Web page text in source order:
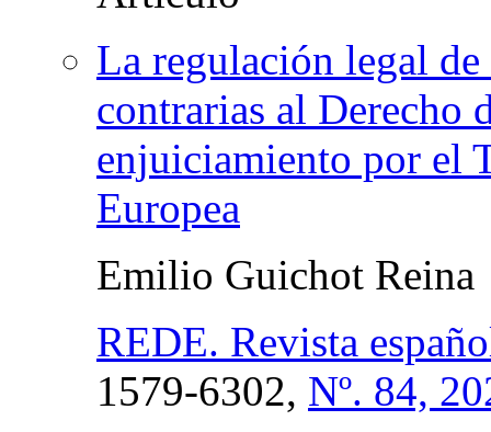
La regulación legal
contrarias al Derecho
enjuiciamiento por el
Europea
Emilio Guichot Reina
REDE. Revista
1579-6302, Nº. 84,